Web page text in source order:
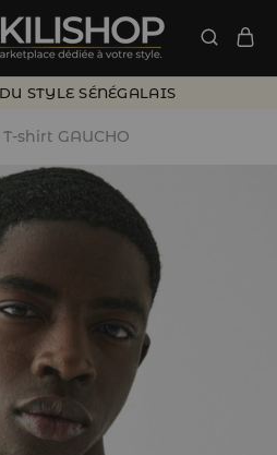
STYLE SÉNÉGALAIS
T-shirt GAUCHO